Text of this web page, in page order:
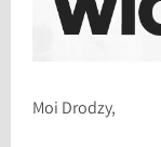
Moi Drodzy,